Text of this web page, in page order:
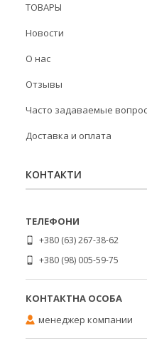
ТОВАРЫ
Новости
О нас
Отзывы
Часто задаваемые
Доставка и оплата
КОНТАКТИ
+380 (63) 267-38-62
+380 (98) 005-59-75
менеджер компании